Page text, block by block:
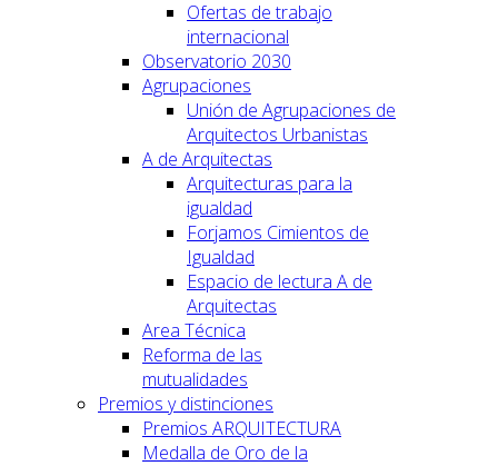
Ofertas de trabajo
internacional
Observatorio 2030
Agrupaciones
Unión de Agrupaciones de
Arquitectos Urbanistas
A de Arquitectas
Arquitecturas para la
igualdad
Forjamos Cimientos de
Igualdad
Espacio de lectura A de
Arquitectas
Area Técnica
Reforma de las
mutualidades
Premios y distinciones
Premios ARQUITECTURA
Medalla de Oro de la